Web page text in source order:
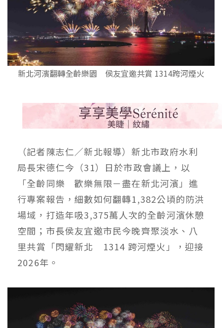
新北河濱翻轉全齡樂園 侯友宜邀共賞 1314跨河煙火
（記者陳志仁／新北報導）新北市政府水利
局長宋德仁今（31）日於市政會議上，以
「全齡同樂 歡樂無限－盡在新北河濱」進
行專案報告，細數如何翻轉1,382公頃的防洪
場域，打造年吸3,375萬人次的全齡河濱休憩
空間；市長侯友宜邀市民今晚齊聚淡水、八
里共賞「閃耀新北 1314 跨河煙火」，迎接
2026年。